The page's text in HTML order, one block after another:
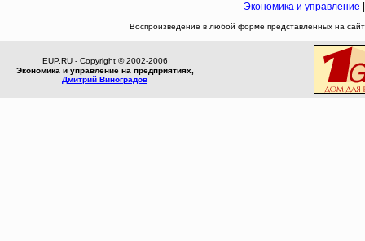
Экономика и управление
Воспроизведение в любой форме представленных на
EUP.RU - Copyright © 2002-2006
Экономика и управление на предприятиях,
Дмитрий Виноградов